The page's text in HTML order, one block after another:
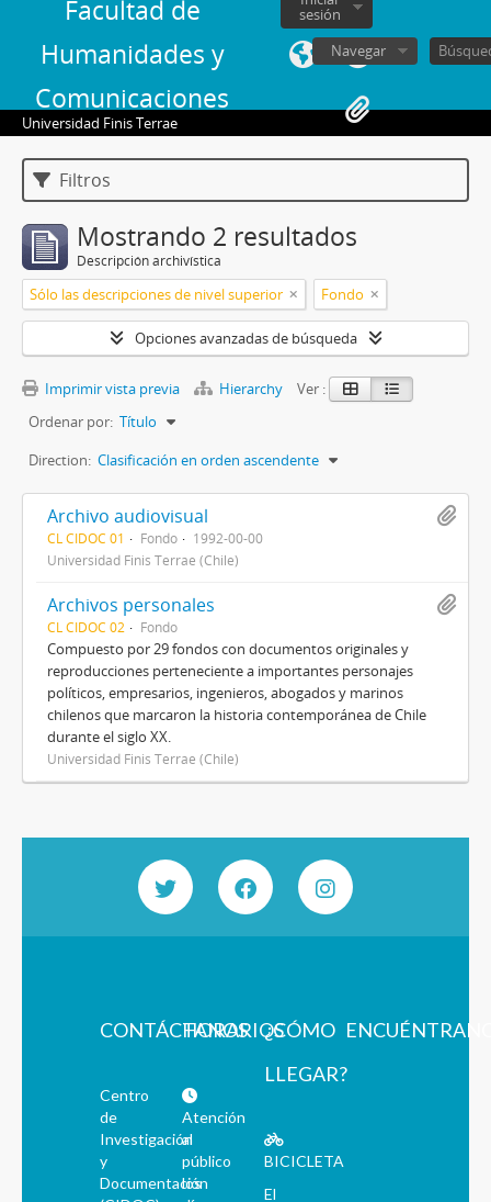
Facultad de
Humanidades y
Comunicaciones
sesión
Navegar
Universidad Finis Terrae
Filtros
Mostrando 2 resultados
Descripción archivística
Sólo las descripciones de nivel superior Fondo
Opciones avanzadas de búsqueda
Imprimir vista previa Hierarchy
Ver :
Ordenar por: Título
Direction: Clasificación en orden ascendente
Archivo audiovisual
CL CIDOC 01 Fondo
1992-00-00
Universidad Finis Terrae (Chile)
Archivos personales
CL CIDOC 02 Fondo
Compuesto por 29 fondos con documentos originales y
reproducciones perteneciente a importantes personajes
políticos, empresarios, ingenieros, abogados y marinos
chilenos que marcaron la historia contemporánea de Chile
durante el siglo XX.
Universidad Finis Terrae (Chile)
CONTÁCTANOS
Centro
de
Investigación
y
Documentación
HORARIOS
Atención
al
público
los
¿CÓMO
LLEGAR?
BICICLETA
El